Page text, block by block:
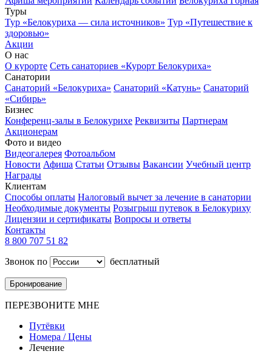
Туры
Тур «Белокуриха — сила источников» Тур «Путешествие к
здоровью»
Акции
О нас
О курорте Сеть санаториев «Курорт Белокуриха»
Санатории
Санаторий «Белокуриха» Санаторий «Катунь» Санаторий
«Сибирь»
Бизнес
Конференц-залы в Белокурихе Реквизиты Партнерам
Акционерам
Фото и видео
Видеогалерея Фотоальбом
Новости Афиша Статьи Отзывы Вакансии Учебный центр
Награды
Клиентам
Способы оплаты Налоговый вычет за лечение в санатории
Необходимые документы Розыгрыш путевок в Белокуриху
Лицензии и сертификаты Вопросы и ответы
Контакты
8 800 707 51 82
Звонок по
бесплатный
Бронирование
ПЕРЕЗВОНИТЕ МНЕ
Путёвки
Номера / Цены
Лечение